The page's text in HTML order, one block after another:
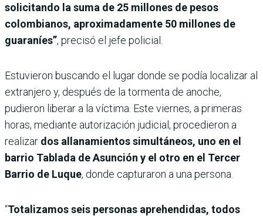
solicitando la suma de 25 millones de pesos
colombianos, aproximadamente 50 millones de
guaraníes”, precisó el jefe policial.
Estuvieron buscando el lugar donde se podía localizar al
extranjero y, después de la tormenta de anoche,
pudieron liberar a la víctima. Este viernes, a primeras
horas, mediante autorización judicial, procedieron a
realizar dos allanamientos simultáneos, uno en el
barrio Tablada de Asunción y el otro en el Tercer
Barrio de Luque, donde capturaron a una persona.
“Totalizamos seis personas aprehendidas, todos